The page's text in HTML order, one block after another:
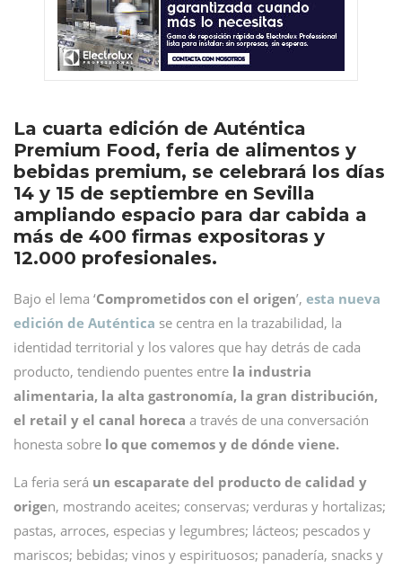
La cuarta edición de Auténtica
Premium Food, feria de alimentos y
bebidas premium, se celebrará los días
14 y 15 de septiembre en Sevilla
ampliando espacio para dar cabida a
más de 400 firmas expositoras y
12.000 profesionales.
Bajo el lema ‘Comprometidos con el origen’, esta nueva
edición de Auténtica se centra en la trazabilidad, la
identidad territorial y los valores que hay detrás de cada
producto, tendiendo puentes entre la industria
alimentaria, la alta gastronomía, la gran distribución,
el retail y el canal horeca a través de una conversación
honesta sobre lo que comemos y de dónde viene.
La feria será un escaparate del producto de calidad y
origen, mostrando aceites; conservas; verduras y hortalizas;
pastas, arroces, especias y legumbres; lácteos; pescados y
mariscos; bebidas; vinos y espirituosos; panadería, snacks y